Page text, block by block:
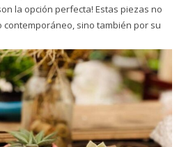
la opción perfecta! Estas piezas no
sino también por su